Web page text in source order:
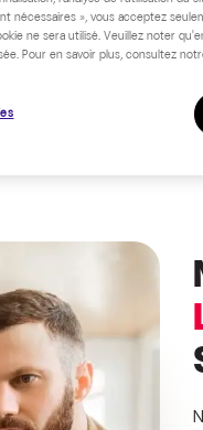
nécessaires », vous acceptez
ne sera utilisé. Veuillez noter
Pour en savoir plus, consultez